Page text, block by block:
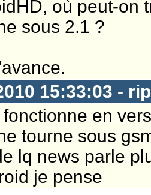
où peut-on
sous 2.1 ?
15:33:03 -
en
tourne sous
lq news parle
je pense